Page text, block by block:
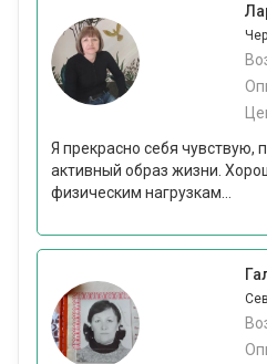
Я прекрасно себя чувствую,
активный образ жизни.
физическим нагрузкам...